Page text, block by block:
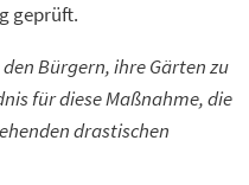
geprüft.
Bürgern, ihre Gärten zu
für diese Maßnahme, die
drastischen